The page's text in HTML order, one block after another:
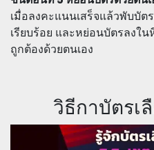
เมื่อลงคะแนนเสร็จแล้วพับบัต
เรียบร้อย และหย่อนบัตรลงใ
ถูกต้องด้วยตนเอง
วิธีกาบัตรเ